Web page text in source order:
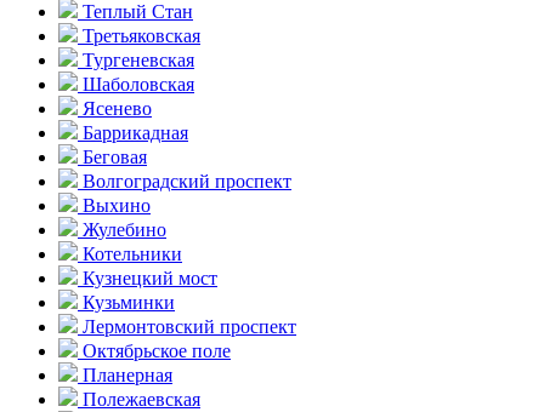
Теплый Стан
Третьяковская
Тургеневская
Шаболовская
Ясенево
Баррикадная
Беговая
Волгоградский проспект
Выхино
Жулебино
Котельники
Кузнецкий мост
Кузьминки
Лермонтовский проспект
Октябрьское поле
Планерная
Полежаевская